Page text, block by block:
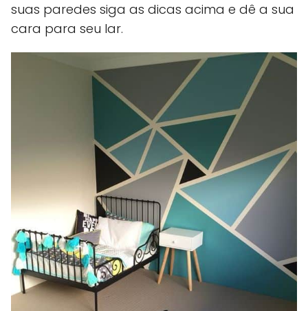
suas paredes siga as dicas acima e dê a sua
cara para seu lar.